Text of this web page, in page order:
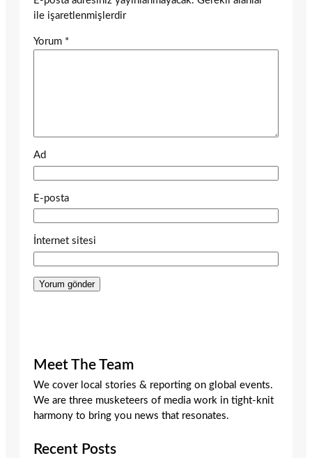
ile işaretlenmişlerdir
Yorum *
Ad
E-posta
İnternet sitesi
Meet The Team
We cover local stories & reporting on global events.
We are three musketeers of media work in tight-knit
harmony to bring you news that resonates.
Recent Posts